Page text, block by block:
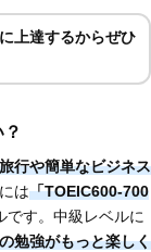
上達するからぜひ
行や簡単なビジネス
は「TOEIC600-700
です。中級レベルに
勉強がもっと楽しく